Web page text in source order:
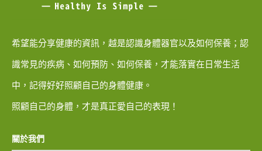
希望能分享健康的資訊，越是認識身體器官以及如何保養；認
識常見的疾病、如何預防、如何保養，才能落實在日常生活
中，記得好好照顧自己的身體健康。
照顧自己的身體，才是真正愛自己的表現！
關於我們